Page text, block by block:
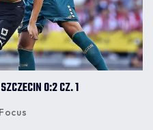
0:2 CZ. 1